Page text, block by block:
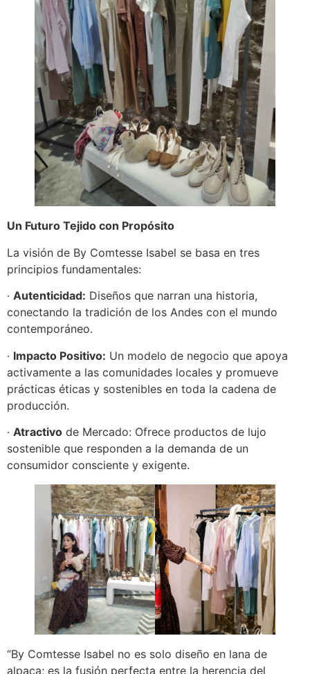
Un Futuro Tejido con Propósito
La visión de By Comtesse Isabel se basa en tres
principios fundamentales:
· Autenticidad: Diseños que narran una historia,
conectando la tradición de los Andes con el mundo
contemporáneo.
· Impacto Positivo: Un modelo de negocio que apoya
activamente a las comunidades locales y promueve
prácticas éticas y sostenibles en toda la cadena de
producción.
· Atractivo de Mercado: Ofrece productos de lujo
sostenible que responden a la demanda de un
consumidor consciente y exigente.
“By Comtesse Isabel no es solo diseño en lana de
alpaca; es la fusión perfecta entre la herencia del